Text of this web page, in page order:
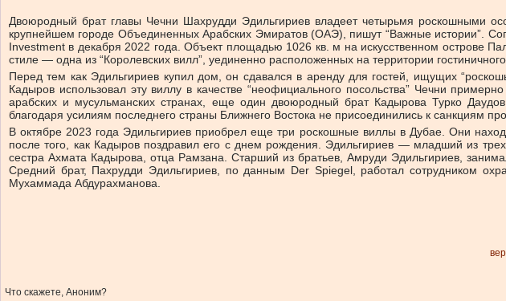
Двоюродный брат главы Чечни Шахрудди Эдильгириев владеет четырьмя роскошными
крупнейшем городе Объединенных Арабских Эмиратов (ОАЭ), пишут “Важные истории”.
Investment в декабря 2022 года. Объект площадью 1026 кв. м на искусственном
стиле — одна из “Королевских вилл”, уединенно расположенных на территории
Перед тем как Эдильгириев купил дом, он сдавался в аренду для гостей, ищущих
Кадыров использовал эту виллу в качестве “неофициального посольства” Чечни
арабских и мусульманских странах, еще один двоюродный брат Кадырова Турко
благодаря усилиям последнего страны Ближнего Востока не присоединились к санкциям
В октябре 2023 года Эдильгириев приобрел еще три роскошные виллы в Дубае. Они
после того, как Кадыров поздравил его с днем рождения. Эдильгириев — младший из
сестра Ахмата Кадырова, отца Рамзана. Старший из братьев, Амруди Эдильгириев,
Средний брат, Пахрудди Эдильгириев, по данным Der Spiegel, работал сотрудником
Мухаммада Абдурахманова.
Что скажете, Аноним?